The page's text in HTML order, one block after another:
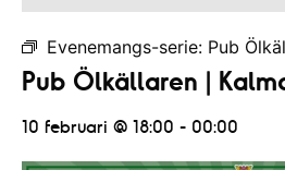
Evenemangs-serie: Pub
Pub Ölkällaren |
10 februari @ 18:00 - 00:00